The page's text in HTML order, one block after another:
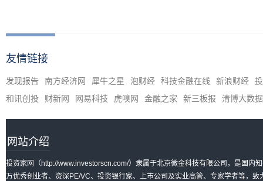
友情链接
发现报告 南方经济网 犀牛之星 泡财经 科技金融在线 新浪财经
和讯创投
财新网 网易科技 虎嗅网 金融之家 新三板报 清博大数据
网站介绍
投资家网（http://www.investorscn.com/）隶属于北京微金科技有限公司，是国内
万优秀创业者、资深PE/VC、投资银行家、上市公司及实业高管、专家学者等，